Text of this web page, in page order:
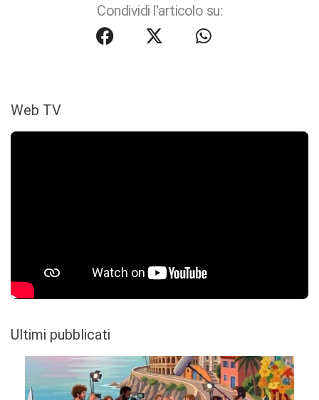
Condividi l'articolo su:
Web TV
Ultimi pubblicati